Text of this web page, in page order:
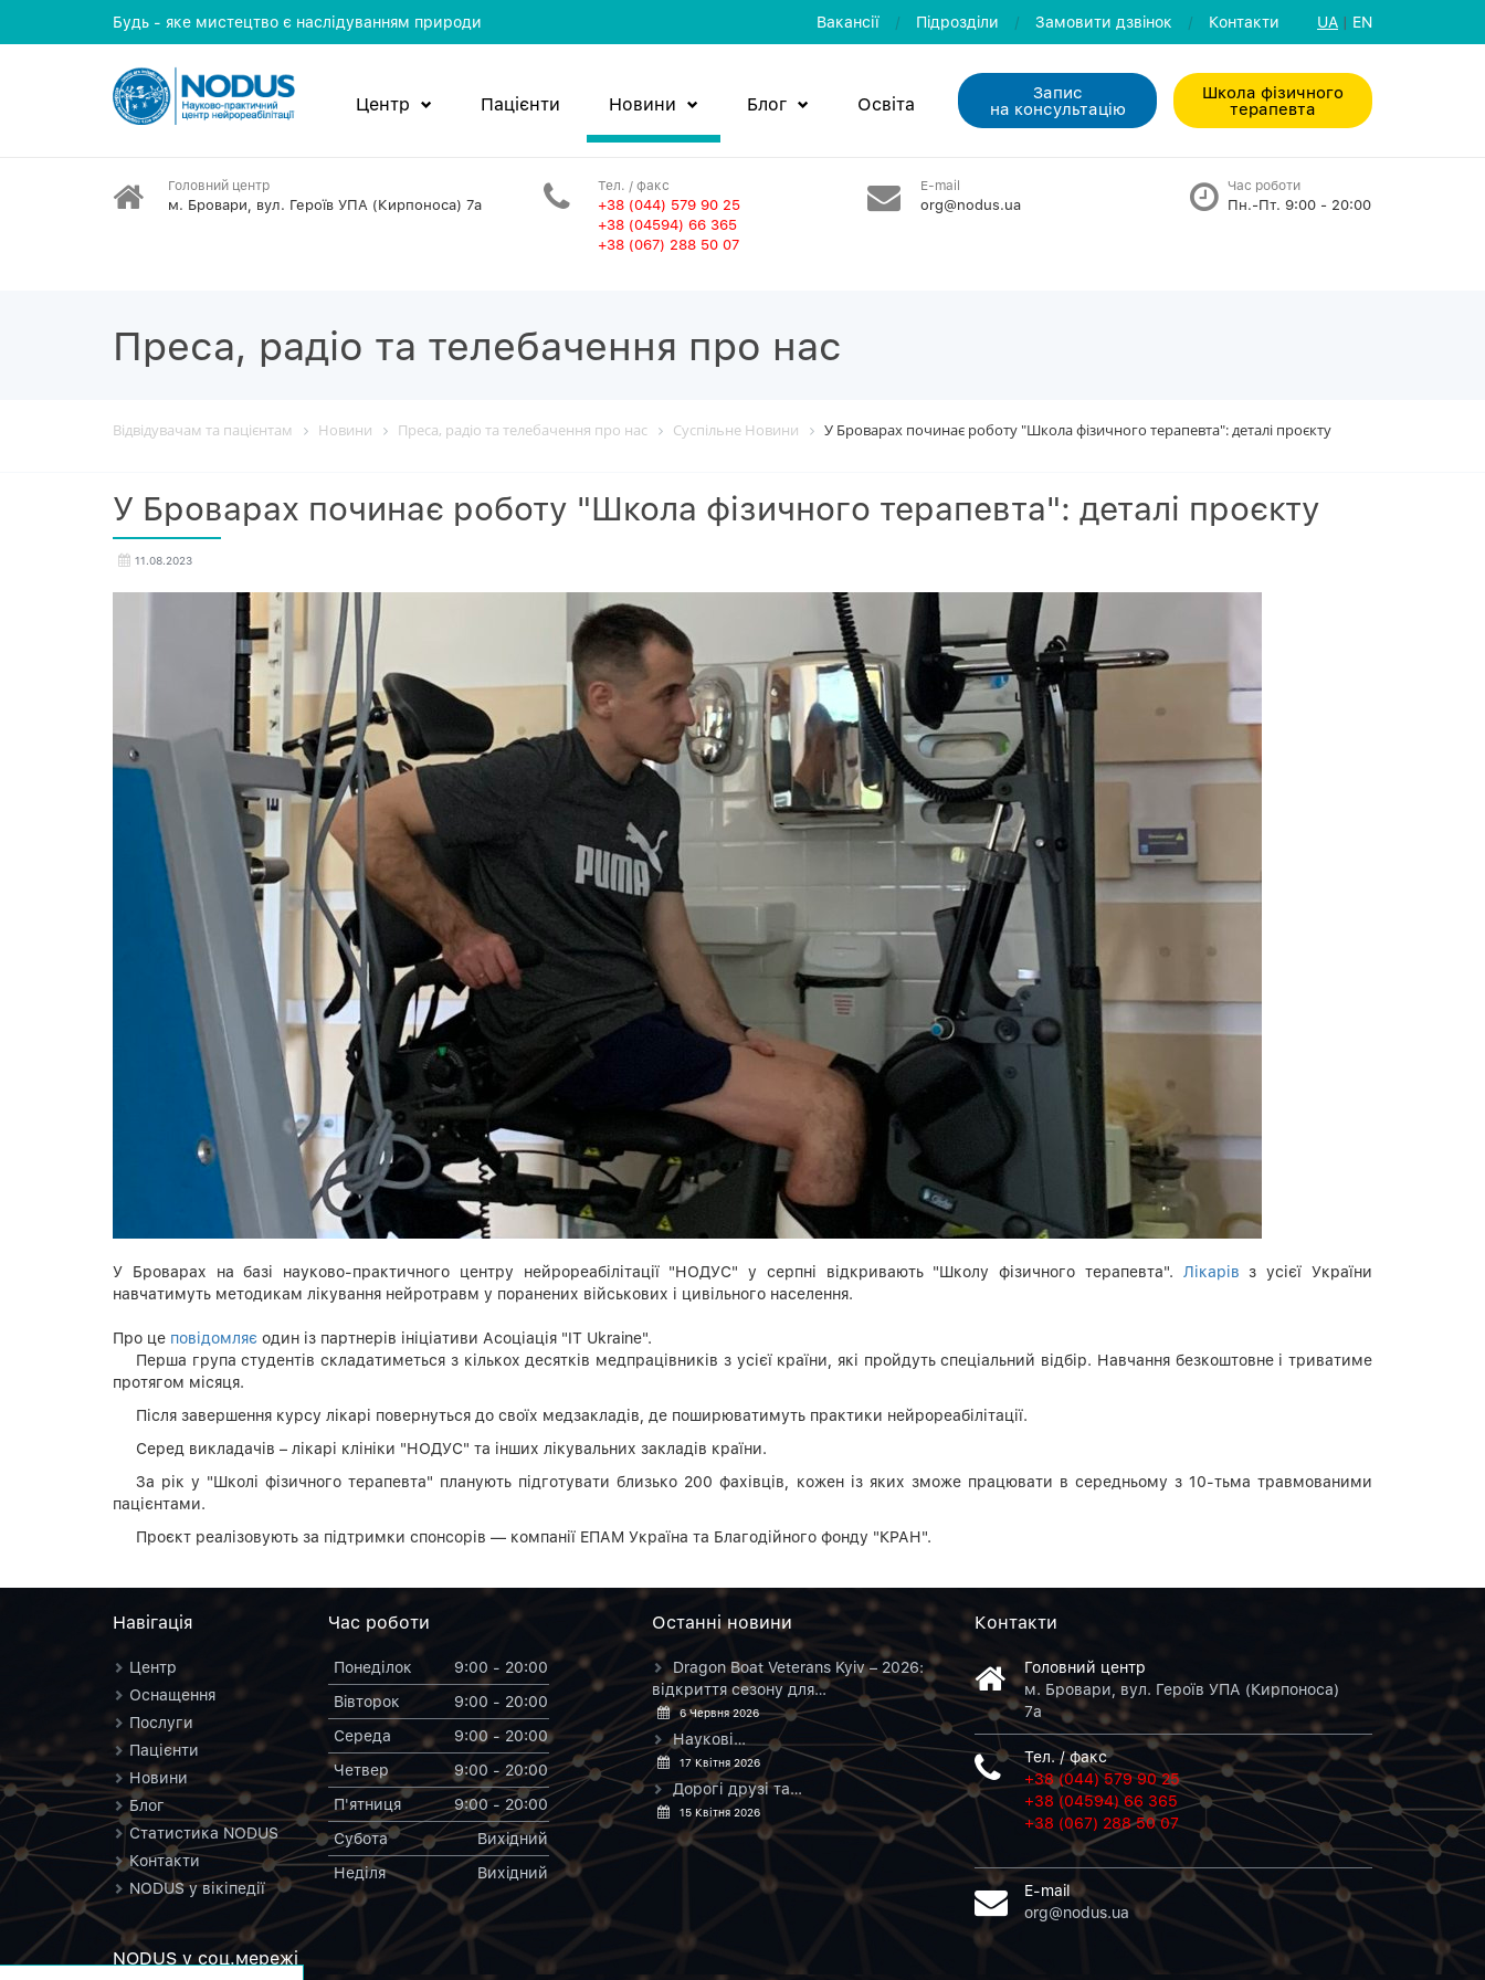
Будь - яке мистецтво є наслідуванням природи Вакансії / Пiдроздiли / Замовити дзвiнок / Контакти UA | EN
Центр Пацієнти Новини Блог Освiта
Запис
на консультацiю
Школа фізичного
терапевта
Головний центр
м. Бровари, вул. Героїв УПА (Кирпоноса) 7а
Тел. / факс
+38 (044) 579 90 25
+38 (04594) 66 365
+38 (067) 288 50 07
E-mail
org@nodus.ua
Час роботи
Пн.-Пт. 9:00 - 20:00
Преса, радіо та телебачення про нас
Відвідувачам та пацієнтам Новини Преса, радіо та телебачення про нас Суспільне Новини У Броварах починає роботу "Школа фізичного терапевта": деталі проєкту
У Броварах починає роботу "Школа фізичного терапевта": деталі проєкту
11.08.2023
У Броварах на базі науково-практичного центру нейрореабілітації "НОДУС" у серпні відкривають "Школу фізичного терапевта". Лікарів з усієї України
навчатимуть методикам лікування нейротравм у поранених військових і цивільного населення.
Про це повідомляє один із партнерів ініціативи Асоціація "IT Ukraine".
Перша група студентів складатиметься з кількох десятків медпрацівників з усієї країни, які пройдуть спеціальний відбір. Навчання безкоштовне і триватиме
протягом місяця.
Після завершення курсу лікарі повернуться до своїх медзакладів, де поширюватимуть практики нейрореабілітації.
Серед викладачів – лікарі клініки "НОДУС" та інших лікувальних закладів країни.
За рік у "Школі фізичного терапевта" планують підготувати близько 200 фахівців, кожен із яких зможе працювати в середньому з 10-тьма травмованими
пацієнтами.
Проєкт реалізовують за підтримки спонсорів — компанії ЕПАМ Україна та Благодійного фонду "КРАН".
Навiгацiя
Центр
Оснащення
Послуги
Пацієнти
Новини
Блог
Статистика NODUS
Контакти
NODUS у вікіпедії
Час роботи
Понеділок
9:00 - 20:00
Вiвторок
9:00 - 20:00
Середа
9:00 - 20:00
Четвер
9:00 - 20:00
П'ятниця
9:00 - 20:00
Субота
Вихiдний
Неділя
Вихiдний
Останнi новини
Dragon Boat Veterans Kyiv – 2026:
відкриття сезону для…
6 Червня 2026
Наукові…
17 Квітня 2026
Дорогі друзі та…
15 Квітня 2026
Контакти
Головний центр
м. Бровари, вул. Героїв УПА (Кирпоноса)
7а
Тел. / факс
+38 (044) 579 90 25
+38 (04594) 66 365
+38 (067) 288 50 07
E-mail
org@nodus.ua
NODUS у соц.мережi